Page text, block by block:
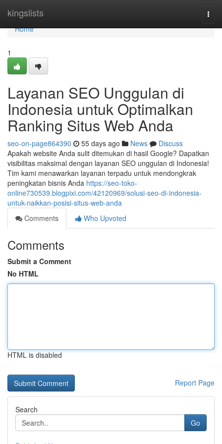
kingslists
Home
Home
1
Layanan SEO Unggulan di
Indonesia untuk Optimalkan
Ranking Situs Web Anda
seo-on-page864390 55 days ago News
Discuss
Apakah website Anda sulit ditemukan di hasil Google? Dapatkan
visibilitas maksimal dengan layanan SEO unggulan di Indonesia!
Tim kami menawarkan layanan terpadu untuk mendongkrak
peningkatan bisnis Anda https://seo-toko-
online730539.blogpixi.com/42120969/solusi-seo-di-indonesia-
untuk-naikkan-posisi-situs-web-anda
Comments
Who Upvoted
Comments
Submit a Comment
No HTML
HTML is disabled
Report Page
Search
Go